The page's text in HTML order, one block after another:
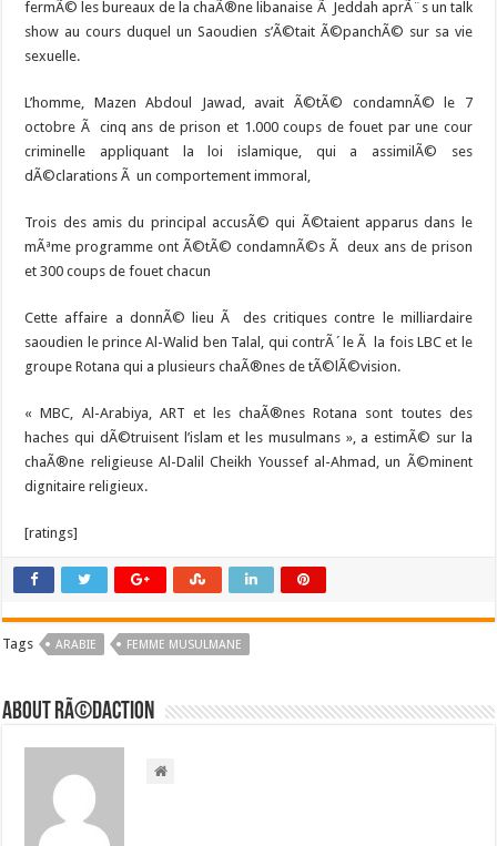
fermÃ© les bureaux de la chaÃ®ne libanaise Ã Jeddah aprÃ¨s un talk
show au cours duquel un Saoudien s’Ã©tait Ã©panchÃ© sur sa vie
sexuelle.
L’homme, Mazen Abdoul Jawad, avait Ã©tÃ© condamnÃ© le 7
octobre Ã cinq ans de prison et 1.000 coups de fouet par une cour
criminelle appliquant la loi islamique, qui a assimilÃ© ses
dÃ©clarations Ã un comportement immoral,
Trois des amis du principal accusÃ© qui Ã©taient apparus dans le
mÃªme programme ont Ã©tÃ© condamnÃ©s Ã deux ans de prison
et 300 coups de fouet chacun
Cette affaire a donnÃ© lieu Ã des critiques contre le milliardaire
saoudien le prince Al-Walid ben Talal, qui contrÃ´le Ã la fois LBC et le
groupe Rotana qui a plusieurs chaÃ®nes de tÃ©lÃ©vision.
« MBC, Al-Arabiya, ART et les chaÃ®nes Rotana sont toutes des
haches qui dÃ©truisent l’islam et les musulmans », a estimÃ© sur la
chaÃ®ne religieuse Al-Dalil Cheikh Youssef al-Ahmad, un Ã©minent
dignitaire religieux.
[ratings]
Tags ARABIE FEMME MUSULMANE
About RÃ©daction